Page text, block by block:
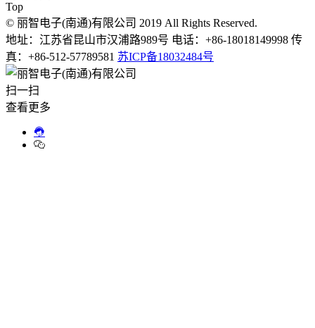
Top
© 丽智电子(南通)有限公司 2019 All Rights Reserved.
地址：江苏省昆山市汉浦路989号 电话：+86-18018149998 传
真：+86-512-57789581 苏ICP备18032484号
扫一扫
查看更多